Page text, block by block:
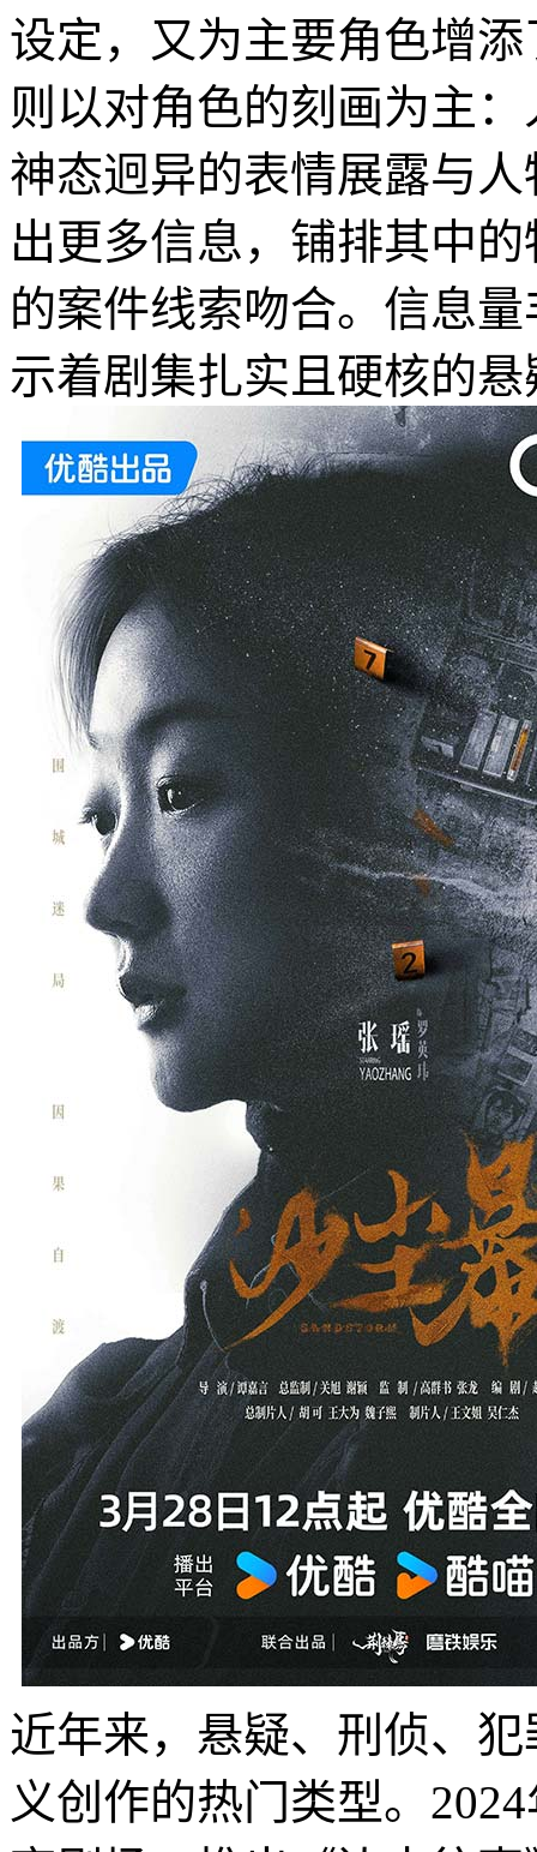
设定，又为主要角色增
则以对角色的刻画为主
神态迥异的表情展露与
出更多信息，铺排其中
的案件线索吻合。信息
示着剧集扎实且硬核的
近年来，悬疑、刑侦、
义创作的热门类型。